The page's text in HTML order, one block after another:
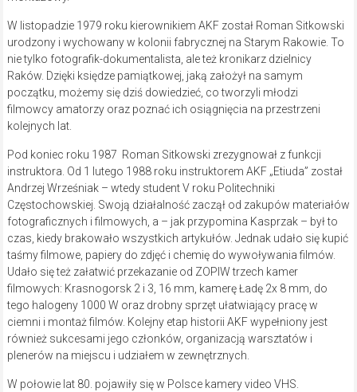
W listopadzie 1979 roku kierownikiem AKF został Roman Sitkowski
urodzony i wychowany w kolonii fabrycznej na Starym Rakowie. To
nie tylko fotografik-dokumentalista, ale też kronikarz dzielnicy
Raków. Dzięki księdze pamiątkowej, jaką założył na samym
początku, możemy się dziś dowiedzieć, co tworzyli młodzi
filmowcy amatorzy oraz poznać ich osiągnięcia na przestrzeni
kolejnych lat.
Pod koniec roku 1987 Roman Sitkowski zrezygnował z funkcji
instruktora. Od 1 lutego 1988 roku instruktorem AKF „Etiuda” został
Andrzej Wrześniak – wtedy student V roku Politechniki
Częstochowskiej. Swoją działalność zaczął od zakupów materiałów
fotograficznych i filmowych, a – jak przypomina Kasprzak – był to
czas, kiedy brakowało wszystkich artykułów. Jednak udało się kupić
taśmy filmowe, papiery do zdjęć i chemię do wywoływania filmów.
Udało się też załatwić przekazanie od ZOPIW trzech kamer
filmowych: Krasnogorsk 2 i 3, 16 mm, kamerę Ładę 2x 8 mm, do
tego halogeny 1000 W oraz drobny sprzęt ułatwiający pracę w
ciemni i montaż filmów. Kolejny etap historii AKF wypełniony jest
również sukcesami jego członków, organizacją warsztatów i
plenerów na miejscu i udziałem w zewnętrznych.
W połowie lat 80. pojawiły się w Polsce kamery video VHS.